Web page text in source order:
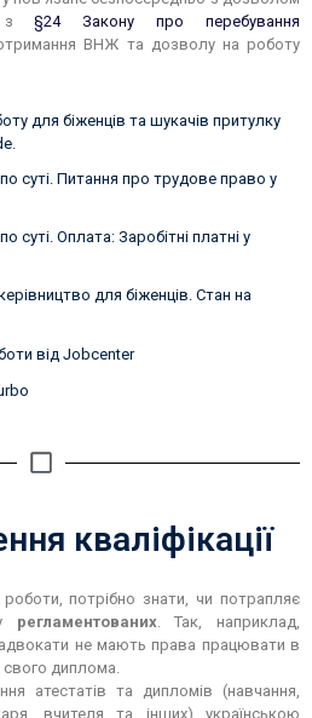
з§24 Закону про перебування
ВНЖ та дозволу на роботу
для біженців та шукачів притулку
сутi. Питання про трудове право у
сутi. Оплата: Заробiтнi платнi у
для біженців. Стан на
від Jobcenter
кваліфікації
потрібно знати, чи потрапляє
регламентованих. Так, наприклад,
не мають права працювати в
свого диплома.
атестатів та дипломів (навчання,
вчителя та інших) українською